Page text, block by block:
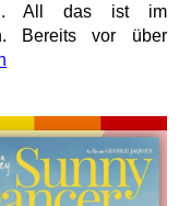
All das ist im
Bereits vor über